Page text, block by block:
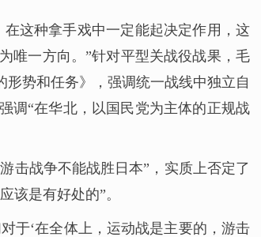
这种拿手戏中一定能起决定作用，这
唯一方向。”针对平型关战役战果，毛
势和任务》，强调统一战线中独立自
调“在华北，以国民党为主体的正规战
击战争不能战胜日本”，实质上否定了
该是有好处的”。
于‘在全体上，运动战是主要的，游击